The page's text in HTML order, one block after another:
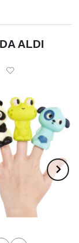
ALDI